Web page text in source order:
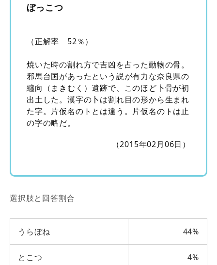
ぼっこつ
（正解率 52％）
焼いた時の割れ方で吉凶を占った動物の骨。
邪馬台国があったという説が有力な奈良県の
纒向（まきむく）遺跡で、このほど卜骨が初
出土した。漢字の卜は割れ目の形から生まれ
た字。片仮名のトとは違う。片仮名のトは止
の字の略だ。
（2015年02月06日）
選択肢と回答割合
うらぼね 44%
とこつ 4%